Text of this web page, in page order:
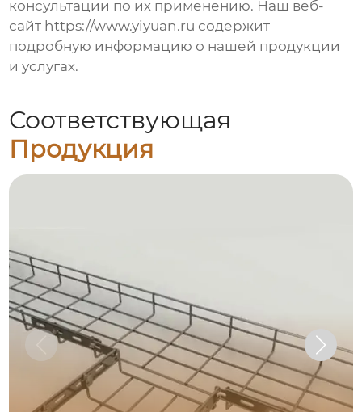
консультации по их применению. Наш веб-
сайт https://www.yiyuan.ru содержит
подробную информацию о нашей продукции
и услугах.
Соответствующая
Продукция